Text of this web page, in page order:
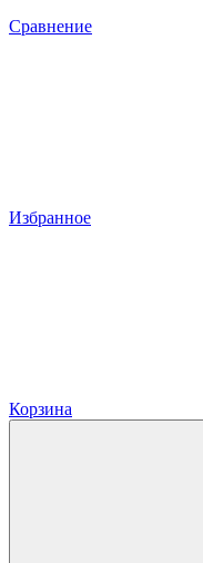
Сравнение
Избранное
Корзина